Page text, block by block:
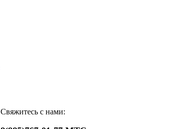
Свяжитесь с нами: